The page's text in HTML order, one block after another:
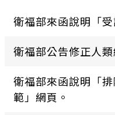
衛福部來函說明「
衛福部公告修正人
衛福部來函說明「
範」網頁。